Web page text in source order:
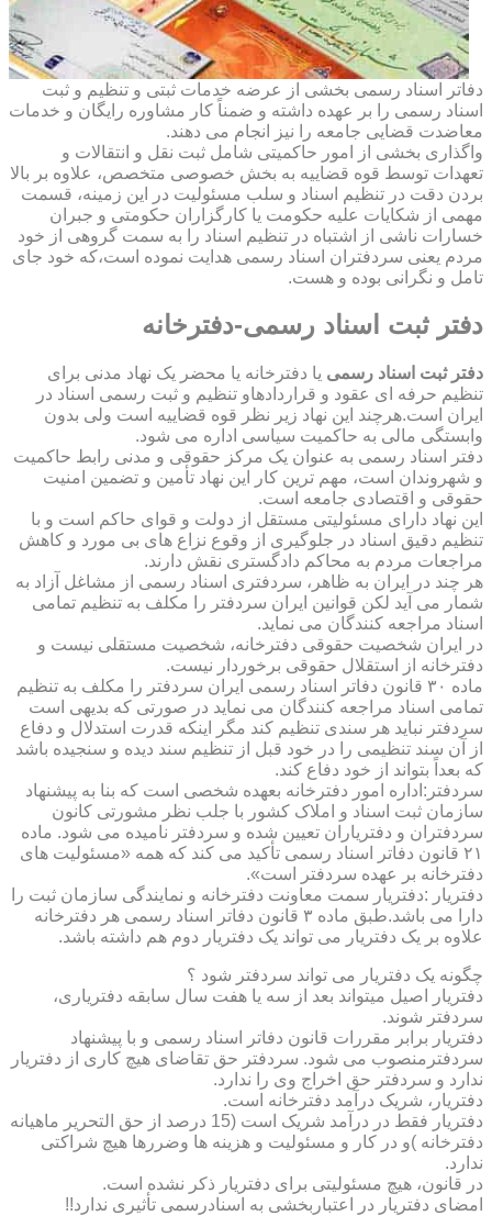
دفاتر اسناد رسمی بخشی از عرضه خدمات ثبتی و تنظیم و ثبت
اسناد رسمی را بر عهده داشته و ضمناً کار مشاوره رایگان و خدمات
معاضدت قضایی جامعه را نیز انجام می دهند.
واگذاری بخشی از امور حاکمیتی شامل ثبت نقل و انتقالات و
تعهدات توسط قوه قضاییه به بخش خصوصی متخصص، علاوه بر بالا
بردن دقت در تنظیم اسناد و سلب مسئولیت در این زمینه، قسمت
مهمی از شکایات علیه حکومت یا کارگزاران حکومتی و جبران
خسارات ناشی از اشتباه در تنظیم اسناد را به سمت گروهی از خود
مردم یعنی سردفتران اسناد رسمی هدایت نموده است،که خود جای
تامل و نگرانی بوده و هست.
دفتر ثبت اسناد رسمی-دفترخانه
دفتر ثبت اسناد رسمی یا دفترخانه یا محضر یک نهاد مدنی برای
تنظیم حرفه ای عقود و قراردادهاو تنظیم و ثبت رسمی اسناد در
ایران است.هرچند این نهاد زیر نظر قوه قضاییه است ولی بدون
وابستگی مالی به حاکمیت سیاسی اداره می شود.
دفتر اسناد رسمی به عنوان یک مرکز حقوقی و مدنی رابط حاکمیت
و شهروندان است، مهم ترین کار این نهاد تأمین و تضمین امنیت
حقوقی و اقتصادی جامعه است.
این نهاد دارای مسئولیتی مستقل از دولت و قوای حاکم است و با
تنظیم دقیق اسناد در جلوگیری از وقوع نزاع های بی مورد و کاهش
مراجعات مردم به محاکم دادگستری نقش دارند.
هر چند در ایران به ظاهر، سردفتری اسناد رسمی از مشاغل آزاد به
شمار می آید لکن قوانین ایران سردفتر را مکلف به تنظیم تمامی
اسناد مراجعه کنندگان می نماید.
در ایران شخصیت حقوقی دفترخانه، شخصیت مستقلی نیست و
دفترخانه از استقلال حقوقی برخوردار نیست.
ماده ۳۰ قانون دفاتر اسناد رسمی ایران سردفتر را مکلف به تنظیم
تمامی اسناد مراجعه کنندگان می نماید در صورتی که بدیهی است
سردفتر نباید هر سندی تنظیم کند مگر اینکه قدرت استدلال و دفاع
از آن سند تنظیمی را در خود قبل از تنظیم سند دیده و سنجیده باشد
که بعداً بتواند از خود دفاع کند.
سردفتر:اداره امور دفترخانه بعهده شخصی است که بنا به پیشنهاد
سازمان ثبت اسناد و املاک کشور با جلب نظر مشورتی کانون
سردفتران و دفتریاران تعیین شده و سردفتر نامیده می شود. ماده
۲۱ قانون دفاتر اسناد رسمی تأکید می کند که همه «مسئولیت های
دفترخانه بر عهده سردفتر است».
دفتریار :دفتریار سمت معاونت دفترخانه و نمایندگی سازمان ثبت را
دارا می باشد.طبق ماده ۳ قانون دفاتر اسناد رسمی هر دفترخانه
علاوه بر یک دفتریار می تواند یک دفتریار دوم هم داشته باشد.
چگونه یک دفتریار می تواند سردفتر شود ؟
دفتریار اصیل میتواند بعد از سه یا هفت سال سابقه دفتریاری،
سردفتر شوند.
دفتریار برابر مقررات قانون دفاتر اسناد رسمی و با پیشنهاد
سردفترمنصوب می شود. سردفتر حق تقاضای هیچ کاری از دفتریار
ندارد و سردفتر حق اخراج وی را ندارد.
دفتریار، شریک درآمد دفترخانه است.
دفتریار فقط در درآمد شریک است (15 درصد از حق التحریر ماهیانه
دفترخانه )و در کار و مسئولیت و هزینه ها وضررها هیچ شراکتی
ندارد.
در قانون، هیچ مسئولیتی برای دفتریار ذکر نشده است.
امضای دفتریار در اعتباربخشی به اسنادرسمی تأثیری ندارد!!